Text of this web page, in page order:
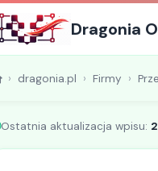
Dragonia
dragonia.pl Firmy
Ostatnia aktualizacja wpisu: